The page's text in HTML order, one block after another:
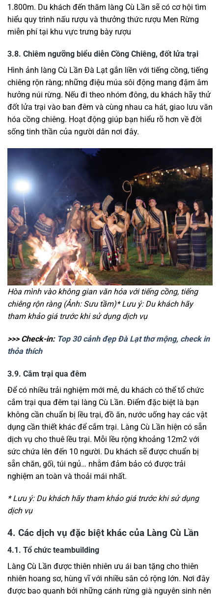
1.800m. Du khách đến thăm làng Cù Lần sẽ có cơ hội tìm
hiểu quy trình nấu rượu và thưởng thức rượu Men Rừng
miễn phí tại khu vực trưng bày rượu
3.8. Chiêm ngưỡng biểu diễn Cồng Chiêng, đốt lửa trại
Hình ảnh làng Cù Lần Đà Lạt gắn liền với tiếng cồng, tiếng
chiêng rộn ràng; những điệu múa sôi động mang đậm âm
hưởng núi rừng. Nếu đi theo nhóm đông, du khách hãy thử
đốt lửa trại vào ban đêm và cùng nhau ca hát, giao lưu văn
hóa cồng chiêng. Hoạt động giúp bạn hiểu rõ hơn về đời
sống tinh thần của người dân nơi đây.
Hòa mình vào không gian văn hóa với tiếng cồng, tiếng
chiêng rộn ràng (Ảnh: Sưu tầm)* Lưu ý: Du khách hãy
tham khảo giá trước khi sử dụng dịch vụ
>>> Check-in: Top 30 cảnh đẹp Đà Lạt thơ mộng, check in
thỏa thích
3.9. Cắm trại qua đêm
Để có nhiều trải nghiệm mới mẻ, du khách có thể tổ chức
cắm trại qua đêm tại làng Cù Lần. Điểm đặc biệt là bạn
không cần chuẩn bị lều trại, đồ ăn, nước uống hay các vật
dụng cần thiết khác để cắm trại. Làng Cù Lần hiện có sẵn
dịch vụ cho thuê lều trại. Mỗi lều rộng khoảng 12m2 với
sức chứa lên đến 10 người. Du khách sẽ được chuẩn bị
sẵn chăn, gối, túi ngủ… nhằm đảm bảo có được trải
nghiệm an toàn và thoải mái nhất.
* Lưu ý: Du khách hãy tham khảo giá trước khi sử dụng
dịch vụ
4. Các dịch vụ đặc biệt khác của Làng Cù Lần
4.1. Tổ chức teambuilding
Làng Cù Lần được thiên nhiên ưu ái ban tặng cho thiên
nhiên hoang sơ, hùng vĩ với nhiều sân cỏ rộng lớn. Nơi đây
được bao quanh bởi những cánh rừng già nguyên sinh nên